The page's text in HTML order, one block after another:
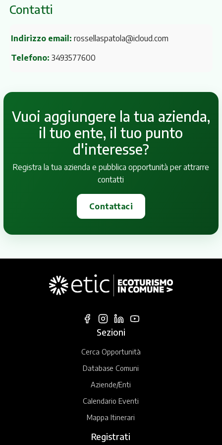
Contatti
Indirizzo email: rossellaspatola@icloud.com
Telefono: 3493577600
Vuoi aggiungere la tua azienda,
il tuo ente, il tuo punto
d'interesse?
Registra la tua azienda e pubblica opportunità per attrarre
contatti
Contattaci
Sezioni
Cerca Opportunità
Database Comuni
Aziende/Enti
Calendario Eventi
Mappa Itinerari
Registrati